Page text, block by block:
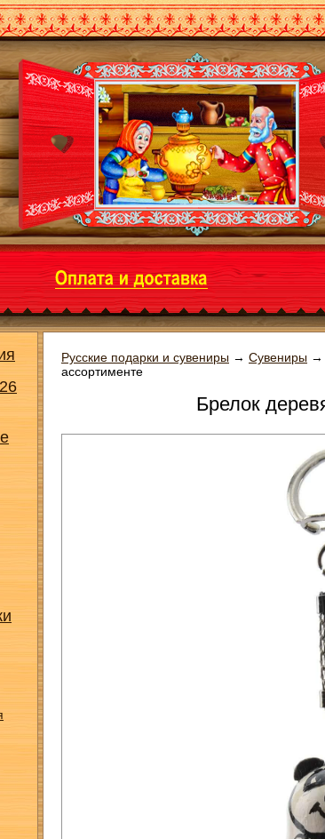
Русские подарки и сувениры → Сувениры →
ассортименте
Брелок